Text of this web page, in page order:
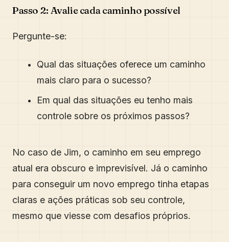
Passo 2: Avalie cada caminho possível
Pergunte-se:
Qual das situações oferece um caminho
mais claro para o sucesso?
Em qual das situações eu tenho mais
controle sobre os próximos passos?
No caso de Jim, o caminho em seu emprego
atual era obscuro e imprevisível. Já o caminho
para conseguir um novo emprego tinha etapas
claras e ações práticas sob seu controle,
mesmo que viesse com desafios próprios.